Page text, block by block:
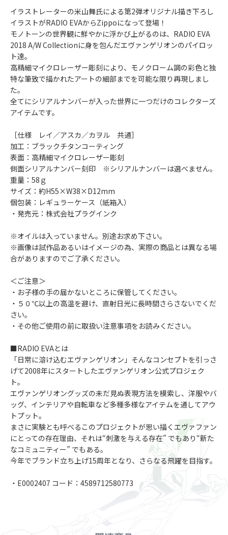
イラストレーターの米山舞氏による第2弾オリジナル描き下ろし
イラストがRADIO EVAからZippoになって登場！
モノトーンの世界観に鮮やかに浮かび上がるのは、RADIO EVA
2018 A/W Collectionに身を包んだエヴァンゲリオンのパイロッ
ト達。
高精細マイクロレーザー彫刻により、モノクローム調の彩色と独
特な筆致で描かれたアートの細部までを可能な限り再現しまし
た。
全てにシリアルナンバーが入った世界に一つだけのコレクターズ
アイテムです。
［仕様 レイ／アスカ／カヲル 共通］
加工：ブラックチタンコーティング
表面：高精細マイクロレーザー彫刻
側面シリアルナンバー刻印 ※シリアルナンバーは選べません。
重量：58ｇ
サイズ：約H55×W38×D12mm
個包装：レギュラーケース（紙箱入）
・発売元：株式会社プラグインク
※オイルは入っていません。別途お求め下さい。
※画像は試作品あるいはイメージの為、実際の商品とは異なる場
合がありますのでご了承ください。
＜ご注意＞
・お子様の手の届かないところに保管してください。
・５０℃以上の高温を避け、直射日光に長時間さらさないでくだ
さい。
・その他ご使用の前に取扱い注意事項をお読みください。
■RADIO EVAとは
「日常に溶け込むエヴァンゲリオン」そんなコンセプトを引っさ
げて2008年にスタートしたエヴァンゲリオン公式プロジェク
ト。
エヴァンゲリオングッズの未だ見ぬ表現方法を模索し、洋服やバ
ッグ、インテリアや自転車など多種多様なアイテムを通してアウ
トプット。
まさに実験とも呼べるこのプロジェクトが思い描くエヴァファン
にとっての存在理由、それは“刺激を与える存在” でもあり“新た
なコミュニティー” でもある。
今年でブランド立ち上げ15周年となり、さらなる飛躍を目指す。
・E0002407 コード：4589712580773